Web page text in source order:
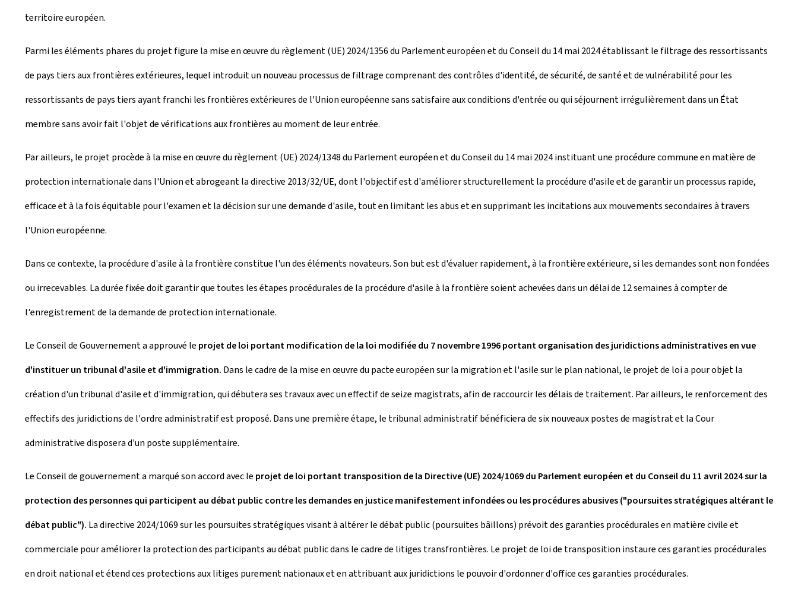
territoire européen.
Parmi les éléments phares du projet figure la mise en œuvre du règlement (UE) 2024/1356 du Parlement européen et du Conseil du 14 mai 2024 établissant le filtrage des ressortissants
de pays tiers aux frontières extérieures, lequel introduit un nouveau processus de filtrage comprenant des contrôles d'identité, de sécurité, de santé et de vulnérabilité pour les
ressortissants de pays tiers ayant franchi les frontières extérieures de l'Union européenne sans satisfaire aux conditions d'entrée ou qui séjournent irrégulièrement dans un État
membre sans avoir fait l'objet de vérifications aux frontières au moment de leur entrée.
Par ailleurs, le projet procède à la mise en œuvre du règlement (UE) 2024/1348 du Parlement européen et du Conseil du 14 mai 2024 instituant une procédure commune en matière de
protection internationale dans l'Union et abrogeant la directive 2013/32/UE, dont l'objectif est d'améliorer structurellement la procédure d'asile et de garantir un processus rapide,
efficace et à la fois équitable pour l'examen et la décision sur une demande d'asile, tout en limitant les abus et en supprimant les incitations aux mouvements secondaires à travers
l'Union européenne.
Dans ce contexte, la procédure d'asile à la frontière constitue l'un des éléments novateurs. Son but est d'évaluer rapidement, à la frontière extérieure, si les demandes sont non fondées
ou irrecevables. La durée fixée doit garantir que toutes les étapes procédurales de la procédure d'asile à la frontière soient achevées dans un délai de 12 semaines à compter de
l'enregistrement de la demande de protection internationale.
Le Conseil de Gouvernement a approuvé le projet de loi portant modification de la loi modifiée du 7 novembre 1996 portant organisation des juridictions administratives en vue
d'instituer un tribunal d'asile et d'immigration. Dans le cadre de la mise en œuvre du pacte européen sur la migration et l'asile sur le plan national, le projet de loi a pour objet la
création d'un tribunal d'asile et d'immigration, qui débutera ses travaux avec un effectif de seize magistrats, afin de raccourcir les délais de traitement. Par ailleurs, le renforcement des
effectifs des juridictions de l'ordre administratif est proposé. Dans une première étape, le tribunal administratif bénéficiera de six nouveaux postes de magistrat et la Cour
administrative disposera d'un poste supplémentaire.
Le Conseil de gouvernement a marqué son accord avec le projet de loi portant transposition de la Directive (UE) 2024/1069 du Parlement européen et du Conseil du 11 avril 2024 sur la
protection des personnes qui participent au débat public contre les demandes en justice manifestement infondées ou les procédures abusives ("poursuites stratégiques altérant le
débat public"). La directive 2024/1069 sur les poursuites stratégiques visant à altérer le débat public (poursuites bâillons) prévoit des garanties procédurales en matière civile et
commerciale pour améliorer la protection des participants au débat public dans le cadre de litiges transfrontières. Le projet de loi de transposition instaure ces garanties procédurales
en droit national et étend ces protections aux litiges purement nationaux et en attribuant aux juridictions le pouvoir d'ordonner d'office ces garanties procédurales.